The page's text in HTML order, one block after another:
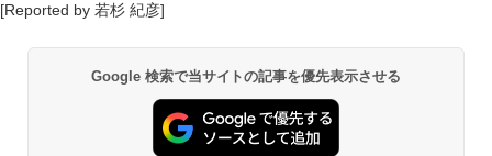
[Reported by 若杉 紀彦]
Google 検索で当サイトの記事を優先表示させる